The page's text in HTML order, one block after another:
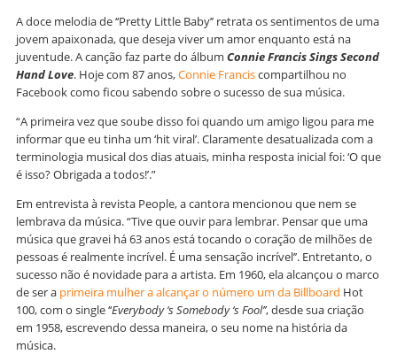
A doce melodia de ‘‘Pretty Little Baby’’ retrata os sentimentos de uma
jovem apaixonada, que deseja viver um amor enquanto está na
juventude. A canção faz parte do álbum Connie Francis Sings Second
Hand Love. Hoje com 87 anos,Connie Franciscompartilhou no
Facebook como ficou sabendo sobre o sucesso de sua música.
“A primeira vez que soube disso foi quando um amigo ligou para me
informar que eu tinha um ‘hit viral’. Claramente desatualizada com a
terminologia musical dos dias atuais, minha resposta inicial foi: ‘O que
é isso? Obrigada a todos!’.”
Em entrevista à revista People, a cantora mencionou que nem se
lembrava da música. “Tive que ouvir para lembrar. Pensar que uma
música que gravei há 63 anos está tocando o coração de milhões de
pessoas é realmente incrível. É uma sensação incrível’’. Entretanto, o
sucesso não é novidade para a artista. Em 1960, ela alcançou o marco
de ser a primeira mulher a alcançar o número um da Billboard Hot
100, com o single ‘‘Everybody ‘s Somebody ‘sFool’’, desde sua criação
em 1958, escrevendo dessa maneira, o seu nome na história da
música.